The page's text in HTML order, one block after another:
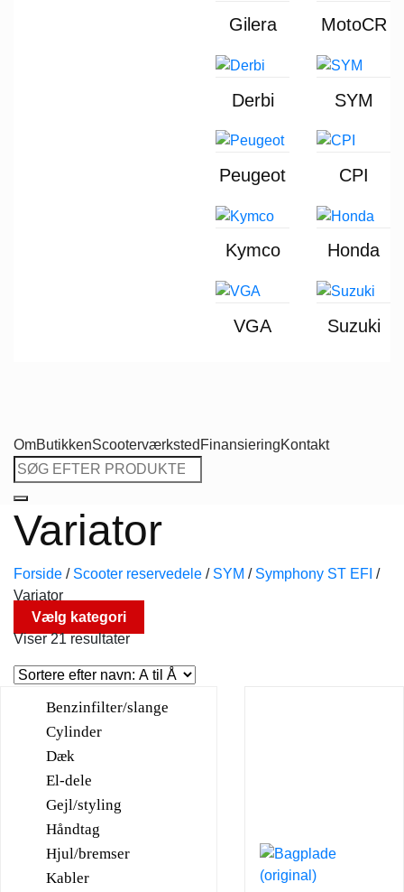
Gilera MotoCR
Derbi SYM
Peugeot CPI
Kymco Honda
VGA Suzuki
OmButikkenScooterværksted FinansieringKontakt
Søg
efter:
Variator
Forside / Scooter reservedele / SYM / Symphony ST EFI /
Variator
Vælg kategori
Viser 21 resultater
Benzinfilter/slange
Cylinder
Dæk
El-dele
Gejl/styling
Håndtag
Hjul/bremser
Kabler